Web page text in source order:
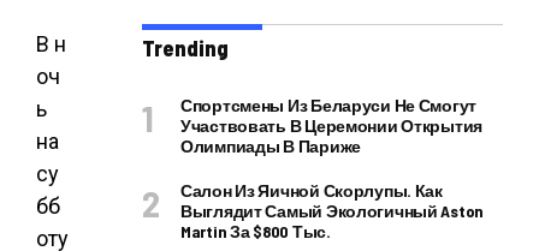
В н
оч
ь
на
су
бб
оту
Trending
Спортсмены Из Беларуси Не Смогут
Участвовать В Церемонии Открытия
Олимпиады В Париже
Салон Из Яичной Скорлупы. Как
Выглядит Самый Экологичный Aston
Martin За $800 Тыс.